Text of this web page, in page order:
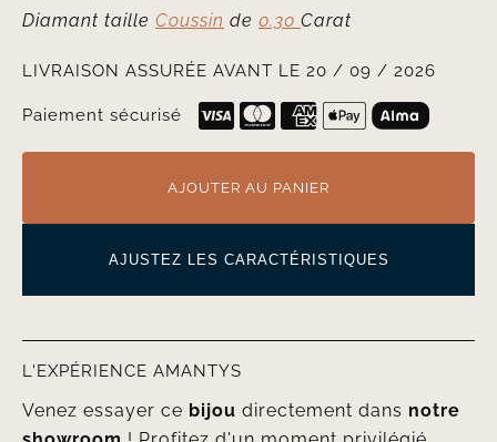
Diamant taille Coussin de 0.30 Carat
LIVRAISON ASSURÉE AVANT LE 20 / 09 / 2026
Paiement sécurisé
AJOUTER AU PANIER
AJUSTEZ LES CARACTÉRISTIQUES
L'EXPÉRIENCE AMANTYS
Venez essayer ce bijou directement dans notre